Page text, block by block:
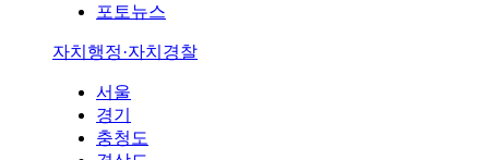
포토뉴스
자치행정·자치경찰
서울
경기
충청도